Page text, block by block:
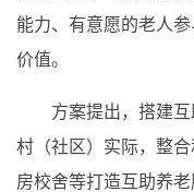
能力、有意愿的老人
价值。
方案提出，搭建
村（社区）实际，整
房校舍等打造互助养